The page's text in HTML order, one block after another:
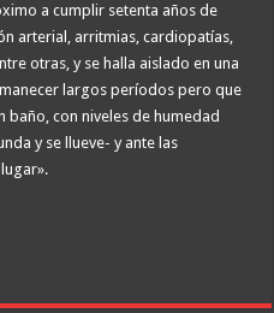
a cumplir setenta años de
arterial, arritmias, cardiopatías,
otras, y se halla aislado en una
largos períodos pero que
baño, con niveles de humedad
y se llueve- y ante las